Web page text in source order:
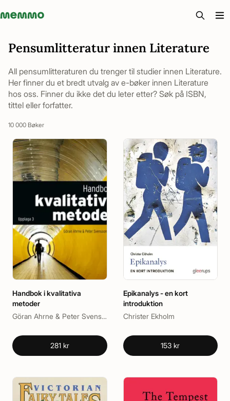
Memmo - AI-verktyg och digital kurslitteratur
Pensumlitteratur innen Literature
All pensumlitteraturen du trenger til studier innen Literature.
Her finner du et bredt utvalg av e-bøker innen Literature
hos oss. Finner du ikke det du leter etter? Søk på ISBN,
tittel eller forfatter.
10 000 Bøker
Handbok i kvalitativa
metoder
Göran Ahrne & Peter Svensson (red.)
281 kr
Epikanalys - en kort
introduktion
Christer Ekholm
153 kr